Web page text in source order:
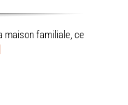
maison familiale, ce